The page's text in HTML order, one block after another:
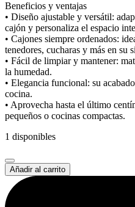
Beneficios y ventajas
• Diseño ajustable y versátil:
cajón y personaliza el espacio
• Cajones siempre ordenados:
tenedores, cucharas y más en su
• Fácil de limpiar y mantener:
la humedad.
• Elegancia funcional: su
cocina.
• Aprovecha hasta el último
pequeños o cocinas compactas.
1 disponibles
Organizador
de
Gavetas
Ajustable
Añadir al carrito